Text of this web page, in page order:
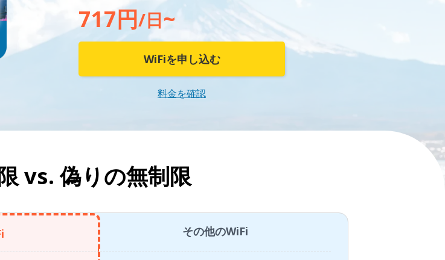
717円/日~
WiFiを申し込む
料金を確認
vs.偽りの無制限
その他のWiFi